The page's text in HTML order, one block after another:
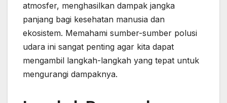
atmosfer, menghasilkan dampak jangka
panjang bagi kesehatan manusia dan
ekosistem. Memahami sumber-sumber polusi
udara ini sangat penting agar kita dapat
mengambil langkah-langkah yang tepat untuk
mengurangi dampaknya.